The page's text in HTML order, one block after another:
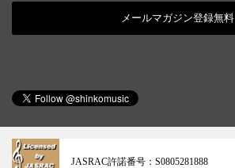
メールマガジン登録無料
JASRAC許諾番号： S0805281888